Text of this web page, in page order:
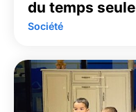
du temps seule
Société